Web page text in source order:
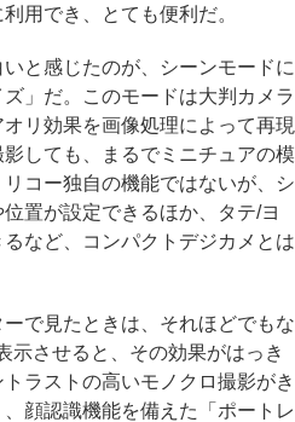
用でき、とても便利だ。
と感じたのが、シーンモードに
」だ。このモードは大判カメラ
リ効果を画像処理によって再現
しても、まるでミニチュアの模
コー独自の機能ではないが、シ
置が設定できるほか、タテ/ヨ
など、コンパクトデジカメとは
で見たときは、それほどでもな
示させると、その効果がはっき
ラストの高いモノクロ撮影がき
顔認識機能を備えた「ポートレ